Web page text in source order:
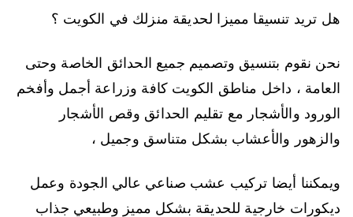
هل تريد تنسيقا مميزا لحديقة منزلك في الكويت ؟
نحن نقوم بتنسيق وتصميم جميع الحدائق الخاصة وحتى
العامة ، داخل مناطق الكويت كافة وزراعة أجمل وأفخم
الورود والأشجار مع تقليم الحدائق وقص الأشجار
والزهور والأعشاب بشكل متناسق وجميل ،
ويمكننا أيضا تركيب عشب صناعي عالي الجودة وعمل
ديكورات خارجية للحديقة بشكل مميز وطبيعي جذاب